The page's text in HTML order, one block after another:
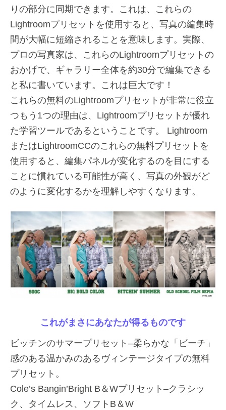
りの部分に同期できます。これは、これらの
Lightroomプリセットを使用すると、写真の編集時
間が大幅に短縮されることを意味します。実際、
プロの写真家は、これらのLightroomプリセットの
おかげで、ギャラリー全体を約30分で編集できる
と私に書いています。これは巨大です！
これらの無料のLightroomプリセットが非常に役立
つもう1つの理由は、Lightroomプリセットが優れ
た学習ツールであるということです。 Lightroom
またはLightroomCCのこれらの無料プリセットを
使用すると、編集パネルが変化するのを目にする
ことに慣れている可能性が高く、写真の外観がど
のように変化するかを理解しやすくなります。
これがまさにあなたが得るものです
ビッチンのサマープリセット–柔らかな「ビーチ」
感のある温かみのあるヴィンテージタイプの無料
プリセット。
Cole’s Bangin’Bright B＆Wプリセット–クラシッ
ク、タイムレス、ソフトB＆W